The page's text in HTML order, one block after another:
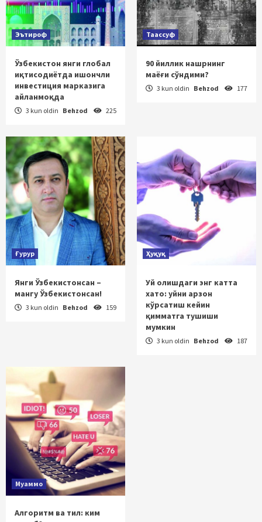
Эътироф
Ўзбекистон янги глобал
иқтисодиётда ишончли
инвестиция марказига
айланмоқда
3 kun oldin Behzod 225
Таассуф
90 йиллик нашрнинг
маёғи сўндими?
3 kun oldin Behzod 177
Ғурур
Янги Ўзбекистонсан –
мангу Ўзбекистонсан!
3 kun oldin Behzod 159
Ҳуқуқ
Уй олишдаги энг катта
хато: уйни арзон
кўрсатиш кейин
қимматга тушиши
мумкин
3 kun oldin Behzod 187
Муаммо
Алгоритм ва тил: ким